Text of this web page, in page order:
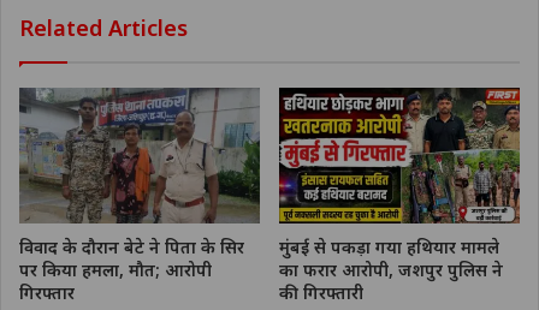
Related Articles
विवाद के दौरान बेटे ने पिता के सिर
पर किया हमला, मौत; आरोपी
गिरफ्तार
मुंबई से पकड़ा गया हथियार मामले
का फरार आरोपी, जशपुर पुलिस ने
की गिरफ्तारी